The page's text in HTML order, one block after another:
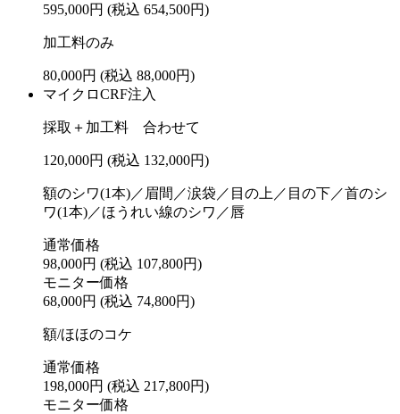
595,000円 (税込 654,500円)
加工料のみ
80,000円 (税込 88,000円)
マイクロCRF注入
採取＋加工料 合わせて
120,000円 (税込 132,000円)
額のシワ(1本)／眉間／涙袋／目の上／目の下／首のシ
ワ(1本)／ほうれい線のシワ／唇
通常価格
98,000円 (税込 107,800円)
モニター価格
68,000円 (税込 74,800円)
額/ほほのコケ
通常価格
198,000円 (税込 217,800円)
モニター価格